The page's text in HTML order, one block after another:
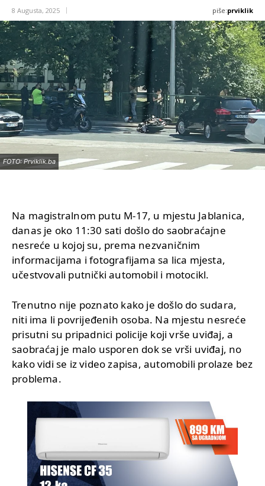
8 Augusta, 2025 piše:prviklik
FOTO: Prviklik.ba
Na magistralnom putu M-17, u mjestu Jablanica,
danas je oko 11:30 sati došlo do saobraćajne
nesreće u kojoj su, prema nezvaničnim
informacijama i fotografijama sa lica mjesta,
učestvovali putnički automobil i motocikl.
Trenutno nije poznato kako je došlo do sudara,
niti ima li povrijeđenih osoba. Na mjestu nesreće
prisutni su pripadnici policije koji vrše uviđaj, a
saobraćaj je malo usporen dok se vrši uviđaj, no
kako vidi se iz video zapisa, automobili prolaze bez
problema.